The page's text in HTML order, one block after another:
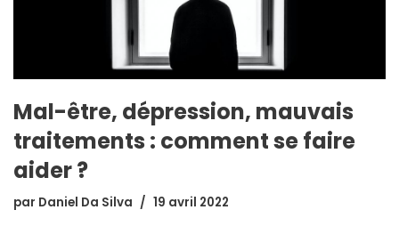
Mal-être, dépression, mauvais
traitements : comment se faire
aider ?
par Daniel Da Silva 19 avril 2022